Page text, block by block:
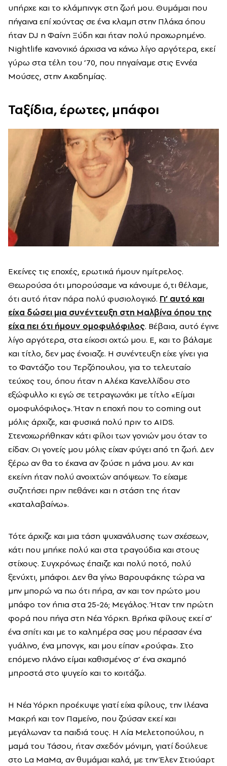
υπήρχε και το κλάμπινγκ στη ζωή μου. Θυμάμαι που
πήγαινα επί χούντας σε ένα κλαμπ στην Πλάκα όπου
ήταν DJ η Φαίνη Ξύδη και ήταν πολύ προχωρημένο.
Νightlife κανονικό άρχισα να κάνω λίγο αργότερα, εκεί
γύρω στα τέλη του ’70, που πηγαίναμε στις Εννέα
Μούσες, στην Ακαδημίας.
Ταξίδια, έρωτες, μπάφοι
Εκείνες τις εποχές, ερωτικά ήμουν ημίτρελος.
Θεωρούσα ότι μπορούσαμε να κάνουμε ό,τι θέλαμε,
ότι αυτό ήταν πάρα πολύ φυσιολογικό. Γι’ αυτό και
είχα δώσει μια συνέντευξη στη Μαλβίνα όπου της
είχα πει ότι ήμουν ομοφυλόφιλος. Βέβαια, αυτό έγινε
λίγο αργότερα, στα είκοσι οχτώ μου. Ε, και το βάλαμε
και τίτλο, δεν μας ένοιαζε. Η συνέντευξη είχε γίνει για
το Φαντάζιο του Τερζόπουλου, για το τελευταίο
τεύχος του, όπου ήταν η Αλέκα Κανελλίδου στο
εξώφυλλο κι εγώ σε τετραγωνάκι με τίτλο «Είμαι
ομοφυλόφιλος». Ήταν η εποχή που το coming out
μόλις άρχιζε, και φυσικά πολύ πριν το AIDS.
Στενοχωρήθηκαν κάτι φίλοι των γονιών μου όταν το
είδαν. Οι γονείς μου μόλις είχαν φύγει από τη ζωή. Δεν
ξέρω αν θα το έκανα αν ζούσε η μάνα μου. Αν και
εκείνη ήταν πολύ ανοιχτών απόψεων. Το είχαμε
συζητήσει πριν πεθάνει και η στάση της ήταν
«καταλαβαίνω».
Τότε άρχιζε και μια τάση ψυχανάλυσης των σχέσεων,
κάτι που μπήκε πολύ και στα τραγούδια και στους
στίχους. Συγχρόνως έπαιζε και πολύ ποτό, πολύ
ξενύχτι, μπάφοι. Δεν θα γίνω Βαρουφάκης τώρα να
μην μπορώ να πω ότι πήρα, αν και τον πρώτο μου
μπάφο τον ήπια στα 25-26; Μεγάλος. Ήταν την πρώτη
φορά που πήγα στη Νέα Υόρκη. Βρήκα φίλους εκεί σ’
ένα σπίτι και με το καλημέρα σας μου πέρασαν ένα
γυάλινο, ένα μπονγκ, και μου είπαν «ρούφα». Στο
επόμενο πλάνο είμαι καθισμένος σ’ ένα σκαμπό
μπροστά στο ψυγείο και το κοιτάζω.
Η Νέα Υόρκη προέκυψε γιατί είχα φίλους, την Ιλέανα
Μακρή και τον Παμείνο, που ζούσαν εκεί και
μεγάλωναν τα παιδιά τους. Η Λία Μελετοπούλου, η
μαμά του Τάσου, ήταν σχεδόν μόνιμη, γιατί δούλευε
στο La MaMa, αν θυμάμαι καλά, με την Έλεν Στιούαρτ